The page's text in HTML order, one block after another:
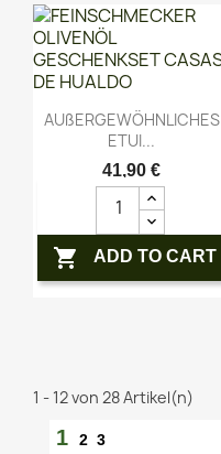
Vorschau
AUßERGEWÖHNLICHES
ETUI...
41,90 €
 ADD TO CART
1 - 12 von 28 Artikel(n)
1 2 3